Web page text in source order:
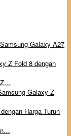
Galaxy A27
Z…
Galaxy Z